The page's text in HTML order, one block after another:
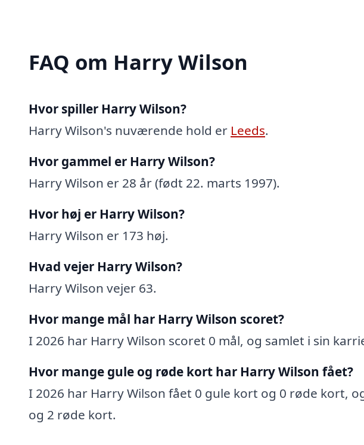
FAQ om Harry Wilson
Hvor spiller Harry Wilson?
Harry Wilson's nuværende hold er Leeds.
Hvor gammel er Harry Wilson?
Harry Wilson er 28 år (født 22. marts 1997).
Hvor høj er Harry Wilson?
Harry Wilson er 173 høj.
Hvad vejer Harry Wilson?
Harry Wilson vejer 63.
Hvor mange mål har Harry Wilson scoret?
I 2026 har Harry Wilson scoret 0 mål, og samlet i sin
Hvor mange gule og røde kort har Harry Wilson fået?
I 2026 har Harry Wilson fået 0 gule kort og 0 røde kort,
og 2 røde kort.